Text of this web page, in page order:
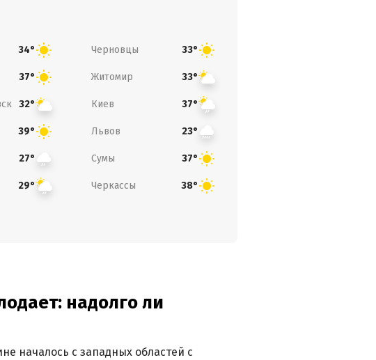
34° Черновцы 33°
37° Житомир 33°
32° Киев 37°
39° Львов 23°
27° Сумы 37°
29° Черкассы 38°
надолго ли
началось с западных областей с